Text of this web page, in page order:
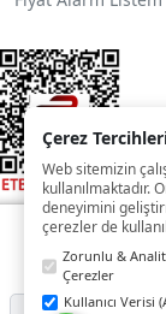
Web sitemizde
çerezler
Çerez
Web sitemizin
kullanılmaktadır.
deneyimini
çerezler de
Zorunlu &
Çerezler
Kullanıcı Verisi